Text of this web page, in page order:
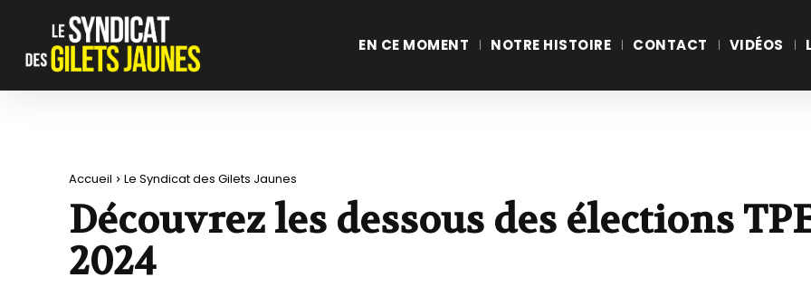
EN CE MOMENT NOTRE HISTOIRE CONTACT VIDÉOS
Accueil Le Syndicat des Gilets Jaunes
Découvrez les dessous des élections
2024